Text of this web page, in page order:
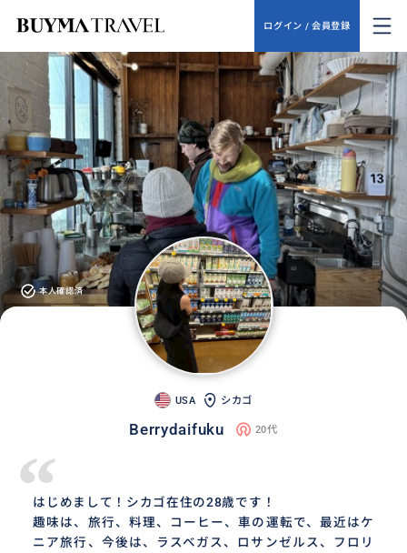
ログイン / 会員登録
本人確認済
USA シカゴ
Berrydaifuku 20代
“
はじめまして！シカゴ在住の28歳です！
趣味は、旅行、料理、コーヒー、車の運転で、最近はケ
ニア旅行、今後は、ラスベガス、ロサンゼルス、フロリ